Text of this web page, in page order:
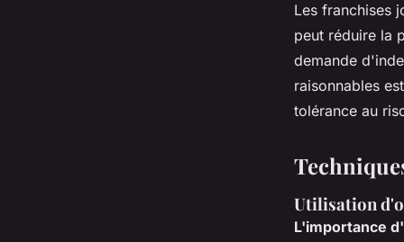
Les franchises
peut réduire la
demande
raisonnables
tolérance au
Utilisation
L'importance